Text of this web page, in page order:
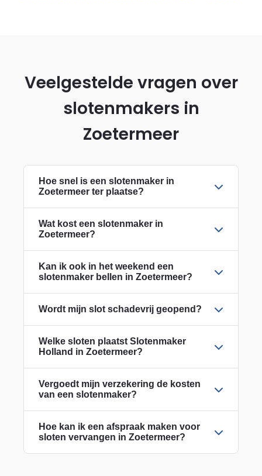
Veelgestelde vragen over
slotenmakers in
Zoetermeer
Hoe snel is een slotenmaker in
Zoetermeer ter plaatse?
Wat kost een slotenmaker in
Zoetermeer?
Kan ik ook in het weekend een
slotenmaker bellen in Zoetermeer?
Wordt mijn slot schadevrij geopend?
Welke sloten plaatst Slotenmaker
Holland in Zoetermeer?
Vergoedt mijn verzekering de kosten
van een slotenmaker?
Hoe kan ik een afspraak maken voor
sloten vervangen in Zoetermeer?